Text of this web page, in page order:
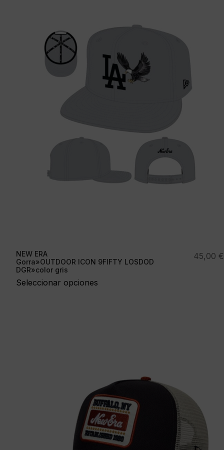
NEW ERA
Gorra»OUTDOOR ICON 9FIFTY LOSDOD
DGR»color gris
Seleccionar opciones
45,00 €